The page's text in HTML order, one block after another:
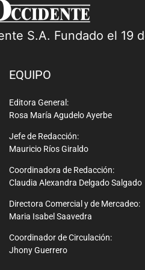
S.A. Fundado el 19
EQUIPO
Editora General:
Rosa María Agudelo Ayerbe
Jefe de Redacción:
Mauricio Ríos Giraldo
Coordinadora de Redacción:
Claudia Alexandra Delgado Salgado
Directora Comercial y de Mercadeo:
Maria Isabel Saavedra
Coordinador de Circulación:
Jhony Guerrero